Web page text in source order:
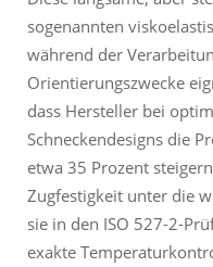
sogenannten
während der
Orientierungszwecke
dass Hersteller bei
Schneckendesigns die
etwa 35 Prozent
Zugfestigkeit unter die
sie in den ISO 527-2-
exakte